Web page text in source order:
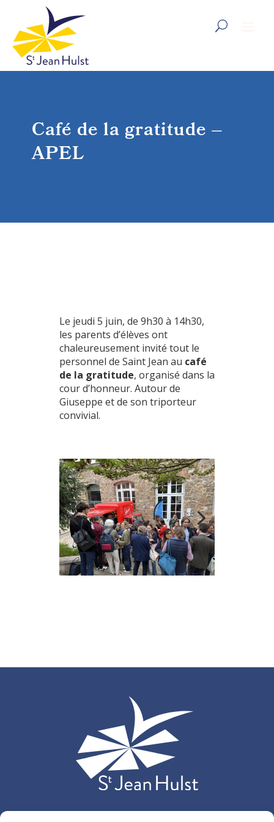
Café de la gratitude –
APEL
Le jeudi 5 juin, de 9h30 à 14h30,
les parents d’élèves ont
chaleureusement invité tout le
personnel de Saint Jean au café
de la gratitude, organisé dans la
cour d’honneur. Autour de
Giuseppe et de son triporteur
convivial.